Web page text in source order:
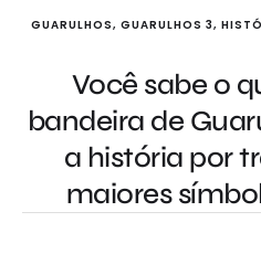
GUARULHOS, GUARULHOS 3,
Você sabe o
bandeira de
a história por
maiores